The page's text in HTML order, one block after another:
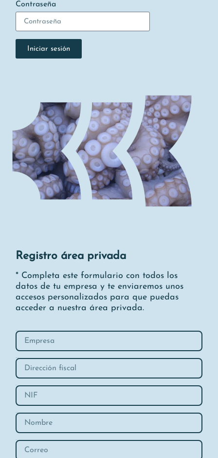
Contraseña
Iniciar sesión
Registro área privada
* Completa este formulario con todos los
datos de tu empresa y te enviaremos unos
accesos personalizados para que puedas
acceder a nuestra área privada.